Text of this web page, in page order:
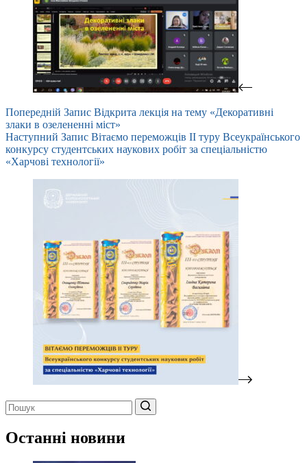
Попередній Запис Відкрита лекція на тему «Декоративні
злаки в озелененні міст»
Наступний Запис Вітаємо переможців ІІ туру Всеукраїнського
конкурсу студентських наукових робіт за спеціальністю
«Харчові технології»
результатів
Останні новини